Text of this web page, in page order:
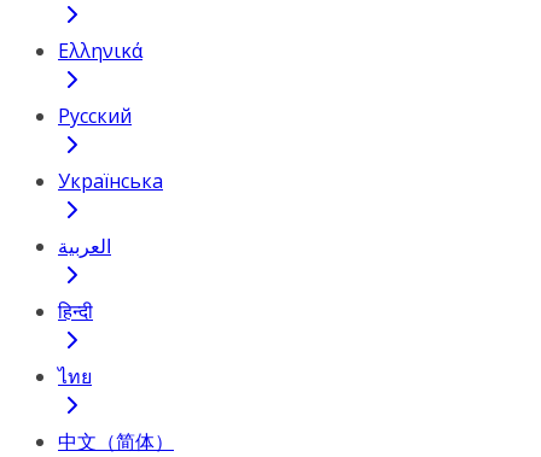
Ελληνικά
Русский
Українська
العربية
हिन्दी
ไทย
中文（简体）